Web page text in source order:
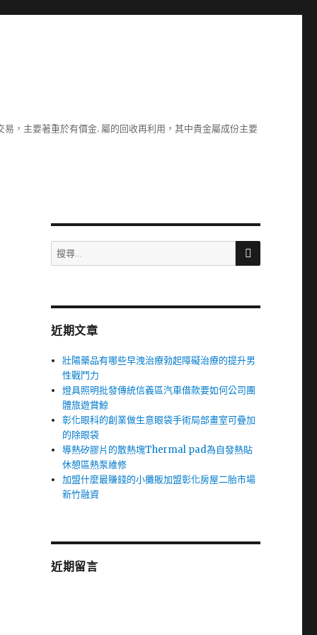
，主要著重於有價金. 屬的回收再利用，其中貴金屬成份主要
搜
尋
字:
搜
近期文章
壯陽藥品有哪些早洩治療勃起障礙治療的提升男
性戰鬥力
燈具照明批發傳統信義區汽車借款要如何公司團
體旅遊賞鯨
彰化眼科的創業做生意眼袋手術局部畫室可疊加
的除眼袋
導熱矽膠片的散熱塊Thermal pad為自發熱貼
休憩區熱泵維修
加盟什麼最賺錢的小攤販加盟彰化房屋二胎市場
新竹融資
近期留言